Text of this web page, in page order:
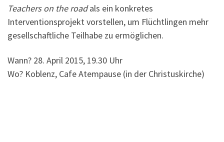
Teachers on the roadals ein konkretes
Interventionsprojekt vorstellen, um Flüchtlingen mehr
gesellschaftliche Teilhabe zu ermöglichen.
Wann? 28. April 2015, 19.30 Uhr
Wo? Koblenz, Cafe Atempause (in der Christuskirche)